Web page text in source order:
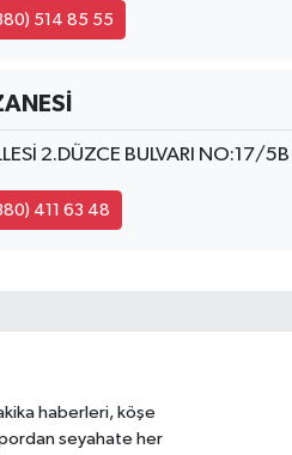
514 85 55
2.DÜZCE BULVARI NO:17/5B
411 63 48
haberleri, köşe
seyahate her